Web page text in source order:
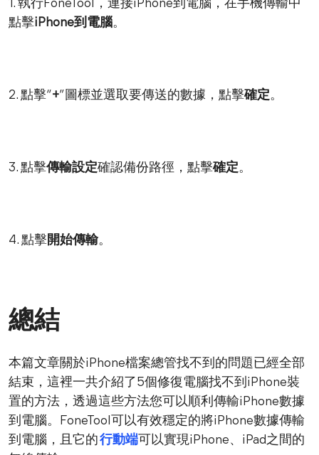
1. 執行FoneTool，連接iPhone到電腦，在手機傳輸中
點擊iPhone到電腦。
2. 點擊“+”圖標並選取要傳送的數據，點擊確定。
3. 點擊傳輸設定確認備份路徑，點擊確定。
4. 點擊開始傳輸。
總結
本篇文章關於iPhone檔案總管找不到的問題已經全部
結束，這裡一共介紹了5個修復電腦找不到iPhone裝
置的方法，透過這些方法您可以順利傳輸iPhone數據
到電腦。FoneTool可以有效穩定的將iPhone數據傳輸
到電腦，且它的行動端可以實現iPhone、iPad之間的